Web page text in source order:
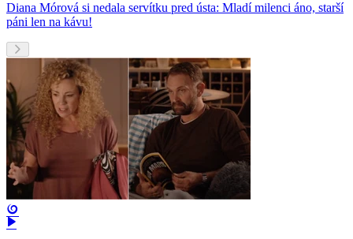
Diana Mórová si nedala servítku pred ústa: Mladí milenci áno, starší
páni len na kávu!